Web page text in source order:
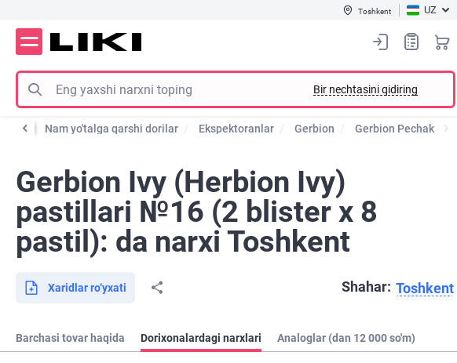
Toshkent UZ
Bir nechtasini qidiring
Nam yo'talga qarshi dorilar Ekspektoranlar Gerbion Gerbion Pechak
Gerbion Ivy (Herbion Ivy)
pastillari №16 (2 blister х 8
pastil): da narxi Toshkent
Shahar: Toshkent
Xaridlar ro‘yxati
Barchasi tovar haqida Dorixonalardagi narxlari Analoglar (dan 12 000 so'm)